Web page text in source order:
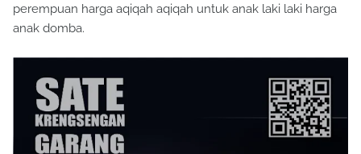
perempuan harga aqiqah aqiqah untuk anak laki laki harga
anak domba.